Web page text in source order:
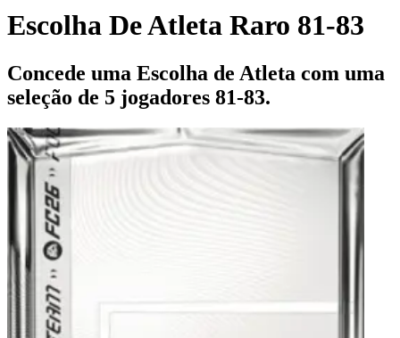
Escolha De Atleta Raro 81-83
Concede uma Escolha de Atleta com uma
seleção de 5 jogadores 81-83.